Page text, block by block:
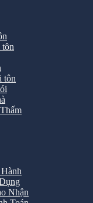
tôn
tôn
Nhận